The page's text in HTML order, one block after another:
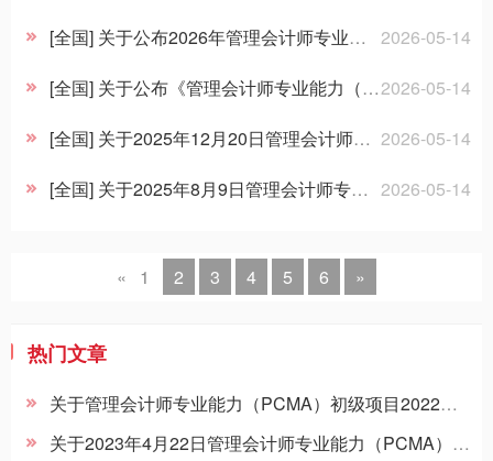
招聘信息
2026-05-14
[全国] 关于公布2026年管理会计师专业能力（PCMA） 初级项目考试时间的通知（中总秘〔2025〕139号）
2026-05-14
[全国] 关于公布《管理会计师专业能力（PCMA）初级项目招生简章（2026年版）》的通知（中总秘〔2025〕140号）
2026-05-14
[全国] 关于2025年12月20日管理会计师专业能力（PCMA）初级考试相关事项的通知 （中总秘〔2025〕103号）
2026-05-14
[全国] 关于2025年8月9日管理会计师专业能力（PCMA） 初级考试成绩的公告 中总秘〔2025〕101号
« 1 2 3 4 5 6 »
热门文章
关于管理会计师专业能力（PCMA）初级项目2022年12月17日居家线上考试相关事项的通知（中总秘〔2022〕106号）
关于2023年4月22日管理会计师专业能力（PCMA） ​初级考试相关事项的通知（中总秘〔2022〕115号）